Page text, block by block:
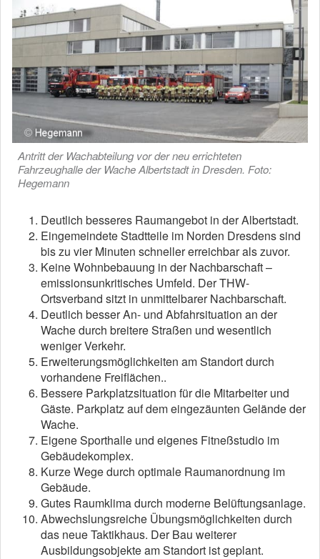
Antritt der Wachabteilung vor der neu errichteten
Fahrzeughalle der Wache Albertstadt in Dresden. Foto:
Hegemann
Deutlich besseres Raumangebot in der Albertstadt.
Eingemeindete Stadtteile im Norden Dresdens sind
bis zu vier Minuten schneller erreichbar als zuvor.
Keine Wohnbebauung in der Nachbarschaft –
emissionsunkritisches Umfeld. Der THW-
Ortsverband sitzt in unmittelbarer Nachbarschaft.
Deutlich besser An- und Abfahrsituation an der
Wache durch breitere Straßen und wesentlich
weniger Verkehr.
Erweiterungsmöglichkeiten am Standort durch
vorhandene Freiflächen..
Bessere Parkplatzsituation für die Mitarbeiter und
Gäste. Parkplatz auf dem eingezäunten Gelände der
Wache.
Eigene Sporthalle und eigenes Fitneßstudio im
Gebäudekomplex.
Kurze Wege durch optimale Raumanordnung im
Gebäude.
Gutes Raumklima durch moderne Belüftungsanlage.
Abwechslungsreiche Übungsmöglichkeiten durch
das neue Taktikhaus. Der Bau weiterer
Ausbildungsobjekte am Standort ist geplant.